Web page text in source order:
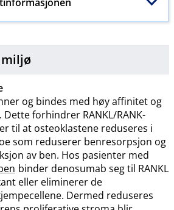
miljø
og bindes med høy affinitet og
Dette forhindrer RANKL​/​RANK-
til at osteoklastene reduseres i
som reduserer benresorpsjon og
av ben. Hos pasienter med
binder denosumab seg til RANKL
eller eliminerer de
Dermed reduseres